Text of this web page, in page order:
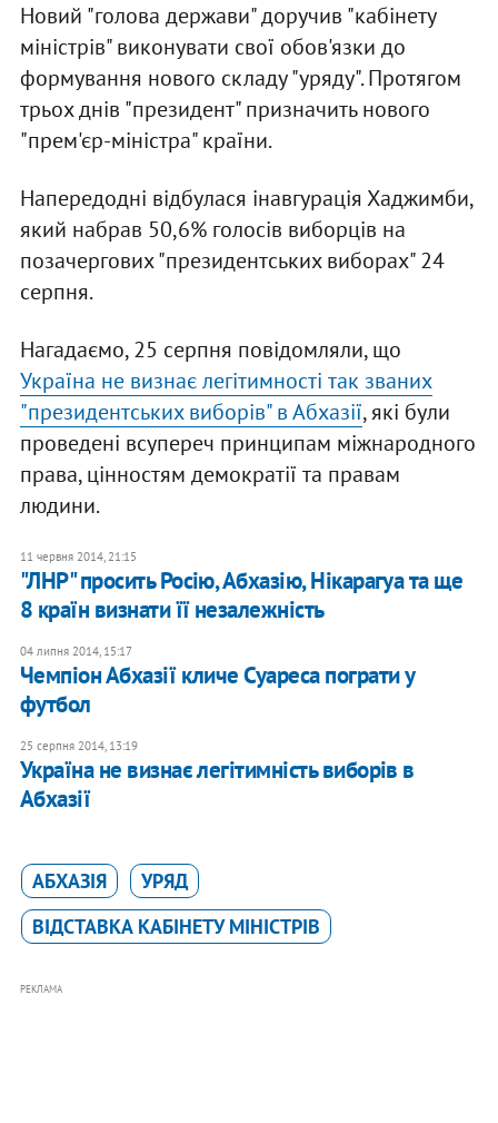
Новий "голова держави" доручив "кабінету
міністрів" виконувати свої обов'язки до
формування нового складу "уряду". Протягом
трьох днів "президент" призначить нового
"прем'єр-міністра" країни.
Напередодні відбулася інавгурація Хаджимби,
який набрав 50,6% голосів виборців на
позачергових "президентських виборах" 24
серпня.
Нагадаємо, 25 серпня повідомляли, що
Україна не визнає легітимності так званих
"президентських виборів" в Абхазії, які були
проведені всупереч принципам міжнародного
права, цінностям демократії та правам
людини.
11 червня 2014, 21:15
"ЛНР" просить Росію, Абхазію, Нікарагуа та ще
8 країн визнати її незалежність
04 липня 2014, 15:17
Чемпіон Абхазії кличе Суареса пограти у
футбол
25 серпня 2014, 13:19
Україна не визнає легітимність виборів в
Абхазії
АБХАЗІЯ
УРЯД
ВІДСТАВКА КАБІНЕТУ МІНІСТРІВ
РЕКЛАМА